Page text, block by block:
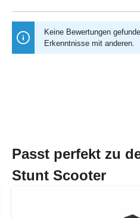
Keine Bewertungen
Erkenntnisse mit anderen.
Passt perfekt zu
Stunt Scooter